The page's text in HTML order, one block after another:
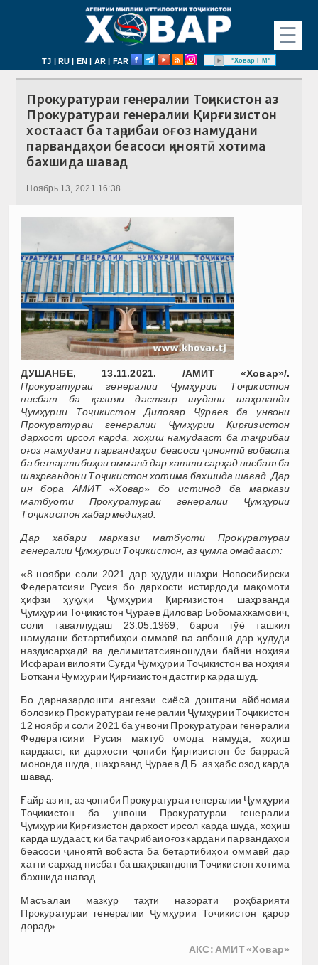
☰
TJ | RU | EN | AR | FAR "Ховар FM"
Прокуратураи генералии Тоҷикистон аз
Прокуратураи генералии Қирғизистон
хостааст ба таҷрибаи оғоз намудани
парвандаҳои беасоси ҷиноятӣ хотима
бахшида шавад
Ноябрь 13, 2021 16:38
ДУШАНБЕ, 13.11.2021. /АМИТ «Ховар»/.
Прокуратураи генералии Ҷумҳурии Тоҷикистон
нисбат ба қазияи дастгир шудани шаҳрванди
Ҷумҳурии Тоҷикистон Диловар Ҷӯраев ба унвони
Прокуратураи генералии Ҷумҳурии Қирғизистон
дархост ирсол карда, хоҳиш намудааст ба таҷрибаи
оғоз намудани парвандаҳои беасоси ҷиноятӣ вобаста
ба бетартибиҳои оммавӣ дар хатти сарҳад нисбат ба
шаҳрвандони Тоҷикистон хотима бахшида шавад.Дар
ин бора АМИТ «Ховар» бо истинод ба маркази
матбуоти Прокуратураи генералии Ҷумҳурии
Тоҷикистон хабар медиҳад.
Дар хабари маркази матбуоти Прокуратураи
генералии Ҷумҳурии Тоҷикистон, аз ҷумла омадааст:
«8 ноябри соли 2021 дар ҳудуди шаҳри Новосибирски
Федератсияи Русия бо дархости истирдоди мақомоти
ҳифзи ҳуқуқи Ҷумҳурии Қирғизистон шаҳрванди
Ҷумҳурии Тоҷикистон Ҷураев Диловар Бобомахкамович,
соли таваллудаш 23.05.1969, барои гӯё ташкил
намудани бетартибиҳои оммавӣ ва авбошӣ дар ҳудуди
наздисарҳадӣ ва делимитатсияношудаи байни ноҳияи
Исфараи вилояти Суғди Ҷумҳурии Тоҷикистон ва ноҳияи
Боткани Ҷумҳурии Қирғизистон дастгир карда шуд.
Бо дарназардошти ангезаи сиёсӣ доштани айбномаи
болозикр Прокуратураи генералии Ҷумҳурии Тоҷикистон
12 ноябри соли 2021 ба унвони Прокуратураи генералии
Федератсияи Русия мактуб омода намуда, хоҳиш
кардааст, ки дархости ҷониби Қирғизистон бе баррасӣ
мононда шуда, шаҳрванд Ҷураев Д.Б. аз ҳабс озод карда
шавад.
Ғайр аз ин, аз ҷониби Прокуратураи генералии Ҷумҳурии
Тоҷикистон ба унвони Прокуратураи генералии
Ҷумҳурии Қирғизистон дархост ирсол карда шуда, хоҳиш
карда шудааст, ки ба таҷрибаи оғоз кардани парвандаҳои
беасоси ҷиноятӣ вобаста ба бетартибиҳои оммавӣ дар
хатти сарҳад нисбат ба шаҳрвандони Тоҷикистон хотима
бахшида шавад.
Масъалаи мазкур таҳти назорати роҳбарияти
Прокуратураи генералии Ҷумҳурии Тоҷикистон қарор
дорад».
АКС: АМИТ «Ховар»